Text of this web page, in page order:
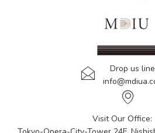
Drop us
Visit Our Office: